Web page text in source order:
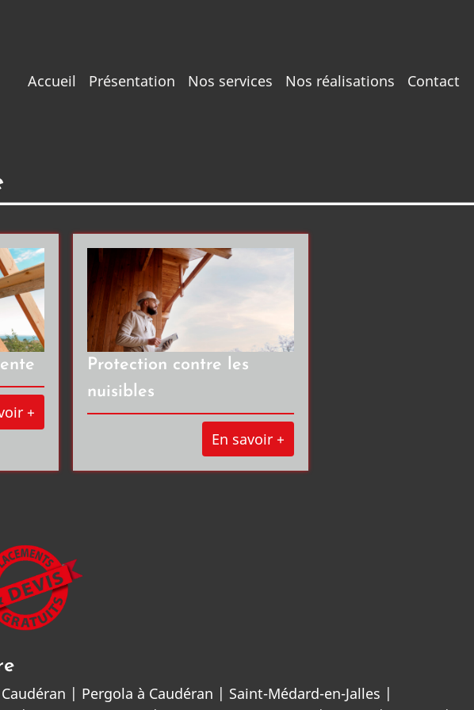
Main
Accueil Présentation Nos services Nos réalisations Contact
+
Protection contre les
nuisibles
En savoir +
| Pergola à Caudéran | Saint-Médard-en-Jalles |